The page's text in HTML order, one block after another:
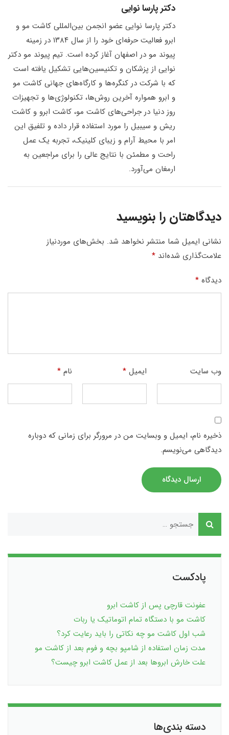
دکتر پارسا نوایی
دکتر پارسا نوایی عضو انجمن بین‌المللی کاشت مو و
ابرو فعالیت حرفه‌ای خود را از سال ۱۳۸۴ در زمینه
پیوند مو در اصفهان آغاز کرده است. تیم پیوند مو دکتر
نوایی از پزشکان و تکنیسین‌هایی تشکیل یافته است
که با شرکت در کنگره‌ها و کارگاه‌های جهانی کاشت مو
و ابرو همواره آخرین روش‌ها، تکنولوژی‌ها و تجهیزات
روز دنیا در جراحی‌های کاشت مو، کاشت ابرو و کاشت
ریش و سیبیل را مورد استفاده قرار داده و تلفیق این
امر با محیط آرام و زیبای کلینیک، تجربه یک عمل
راحت و مطمئن با نتایج عالی را برای مراجعین به
ارمغان می‌آورد.
دیدگاهتان را بنویسید
نشانی ایمیل شما منتشر نخواهد شد. بخش‌های موردنیاز
علامت‌گذاری شده‌اند *
دیدگاه *
نام* ایمیل* وب‌ سایت
ذخیره نام، ایمیل و وبسایت من در مرورگر برای زمانی که دوباره
دیدگاهی می‌نویسم.
ارسال دیدگاه
پادکست
عفونت قارچی پس از کاشت ابرو
کاشت مو با دستگاه تمام اتوماتیک یا ربات
شب اول کاشت مو چه نکاتی را باید رعایت کرد؟
مدت زمان استفاده از شامپو بچه و فوم بعد از کاشت مو
علت خارش ابروها بعد از عمل کاشت ابرو چیست؟
دسته بندی‌ها